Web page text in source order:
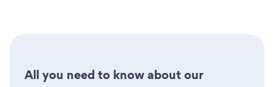
All you need to know about our